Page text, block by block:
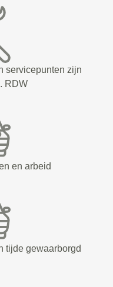
servicepunten zijn
RDW
en arbeid
tijde gewaarborgd